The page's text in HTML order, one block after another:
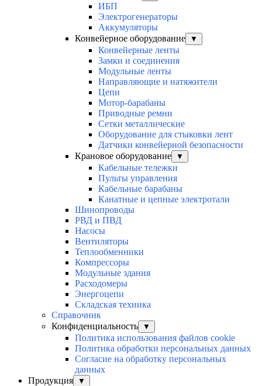
ИБП
Электрогенераторы
Аккумуляторы
Конвейерное оборудование
▼
Конвейерные ленты
Замки и соединения
Модульные ленты
Направляющие и натяжители
Цепи
Мотор-барабаны
Приводные ремни
Сетки металлические
Оборудование для стыковки лент
Датчики конвейерной безопасности
Крановое оборудование
▼
Кабельные тележки
Пульты управления
Кабельные барабаны
Канатные и цепные электротали
Шинопроводы
РВД и ПВД
Насосы
Вентиляторы
Теплообменники
Компрессоры
Модульные здания
Расходомеры
Энергоцепи
Складская техника
Справочник
Конфиденциальность
▼
Политика использования файлов cookie
Политика обработки персональных данных
Согласие на обработку персональных
данных
Продукция
▼